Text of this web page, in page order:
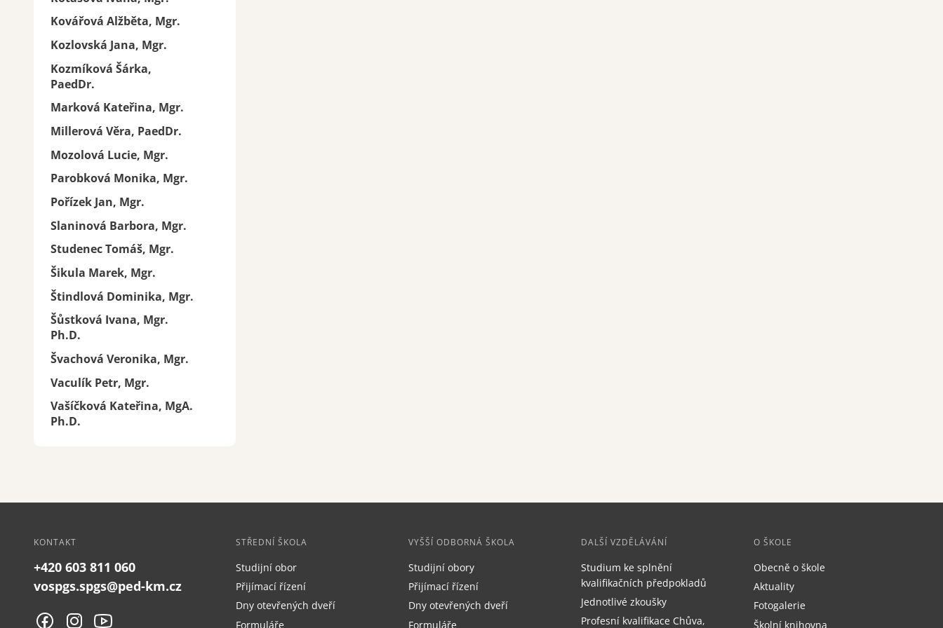
Kovářová Alžběta, Mgr.
Kozlovská Jana, Mgr.
Kozmíková Šárka,
PaedDr.
Marková Kateřina, Mgr.
Millerová Věra, PaedDr.
Mozolová Lucie, Mgr.
Parobková Monika, Mgr.
Pořízek Jan, Mgr.
Slaninová Barbora, Mgr.
Studenec Tomáš, Mgr.
Šikula Marek, Mgr.
Štindlová Dominika, Mgr.
Šůstková Ivana, Mgr.
Ph.D.
Švachová Veronika, Mgr.
Vaculík Petr, Mgr.
Vašíčková Kateřina, MgA.
Ph.D.
KONTAKT
+420 603 811 060
vospgs.spgs@ped-km.cz
STŘEDNÍ ŠKOLA
Studijní obor
Přijímací řízení
Dny otevřených dveří
Formuláře
VYŠŠÍ ODBORNÁ ŠKOLA
Studijní obory
Přijímací řízení
Dny otevřených dveří
Formuláře
DALŠÍ VZDĚLÁVÁNÍ
Studium ke splnění
kvalifikačních předpokladů
Jednotlivé zkoušky
Profesní kvalifikace Chůva,
O ŠKOLE
Obecně o škole
Aktuality
Fotogalerie
Školní knihovna